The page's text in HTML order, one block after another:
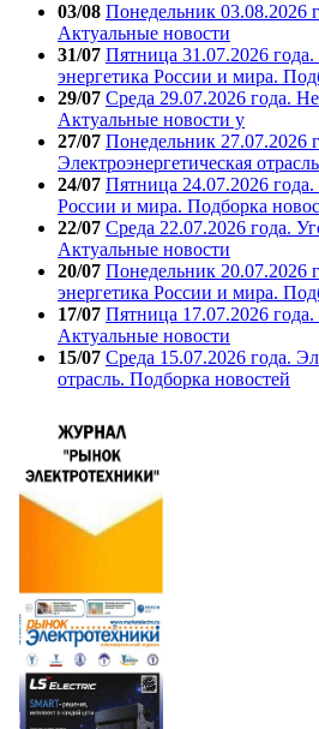
03/08 Понедельник 03.08.2026
Актуальные новости
31/07 Пятница 31.07.2026 года.
энергетика России и мира.
29/07 Среда 29.07.2026 года.
Актуальные новости у
27/07 Понедельник 27.07.2026
Электроэнергетическая
24/07 Пятница 24.07.2026 года.
России и мира. Подборка
22/07 Среда 22.07.2026 года.
Актуальные новости
20/07 Понедельник 20.07.2026
энергетика России и мира.
17/07 Пятница 17.07.2026 года.
Актуальные новости
15/07 Среда 15.07.2026 года.
отрасль. Подборка новостей